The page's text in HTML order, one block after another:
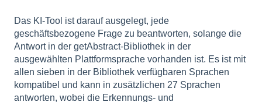
Das KI-Tool ist darauf ausgelegt, jede
geschäftsbezogene Frage zu beantworten, solange die
Antwort in der getAbstract-Bibliothek in der
ausgewählten Plattformsprache vorhanden ist. Es ist mit
allen sieben in der Bibliothek verfügbaren Sprachen
kompatibel und kann in zusätzlichen 27 Sprachen
antworten, wobei die Erkennungs- und